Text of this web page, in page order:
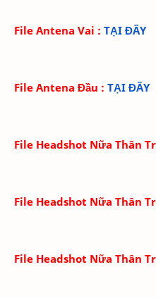
File Antena Vai : TẠI ĐÂY
File Antena Đầu : TẠI ĐÂY
File Headshot Nữa Thân
File Headshot Nữa Thân
File Headshot Nữa Thân